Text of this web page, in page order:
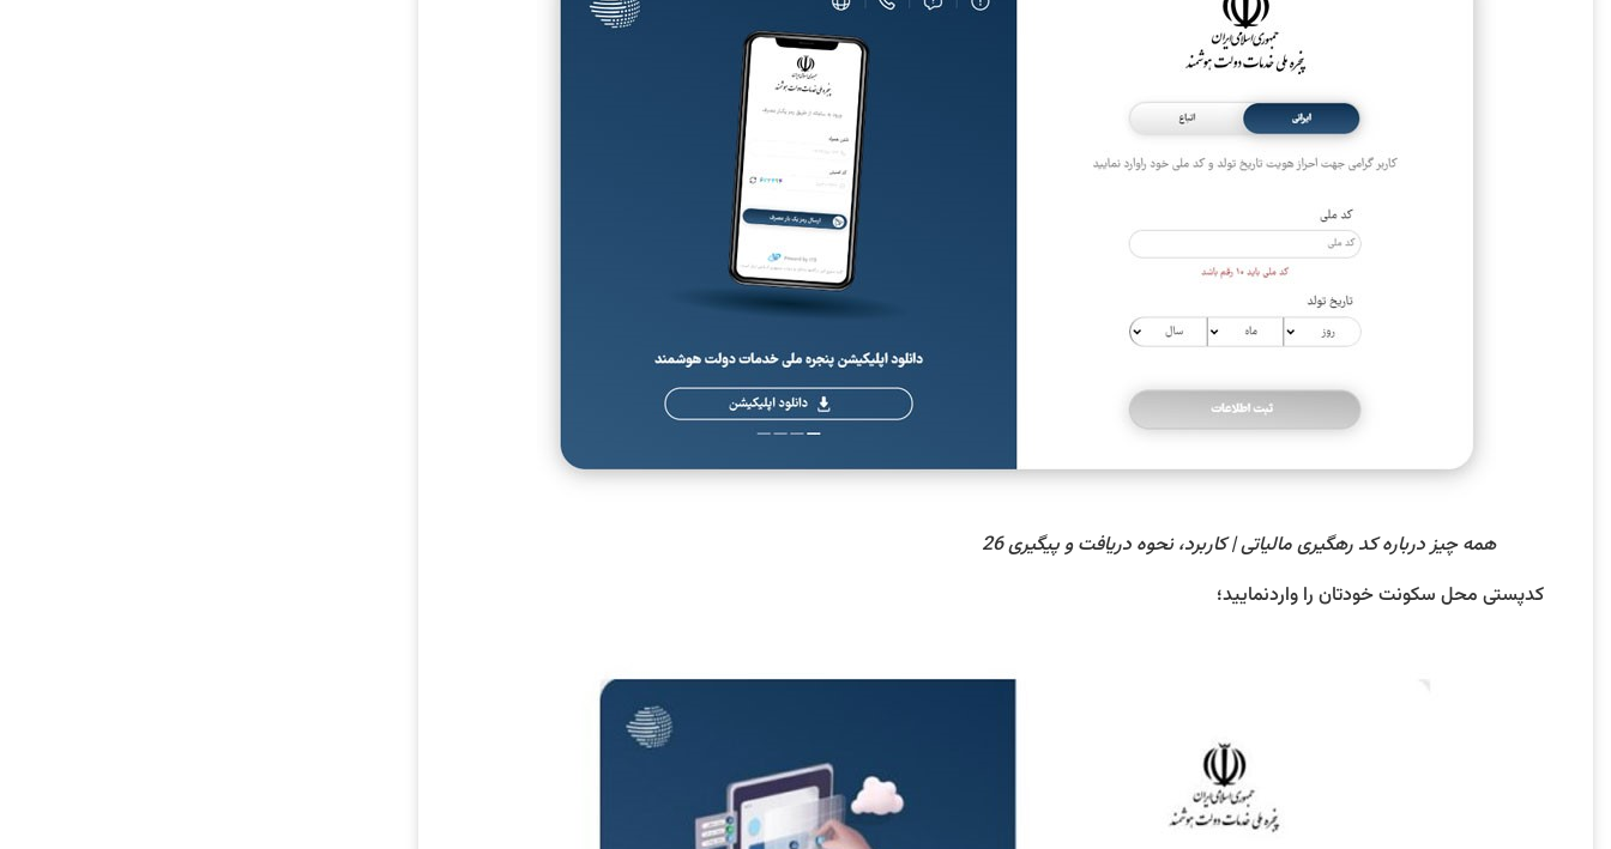
همه چیز درباره کد رهگیری مالیاتی | کاربرد، نحوه دریافت و پیگیری 26
کدپستی محل سکونت خودتان را واردنمایید؛